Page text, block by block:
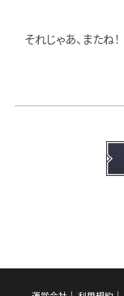
それじゃあ、またね！